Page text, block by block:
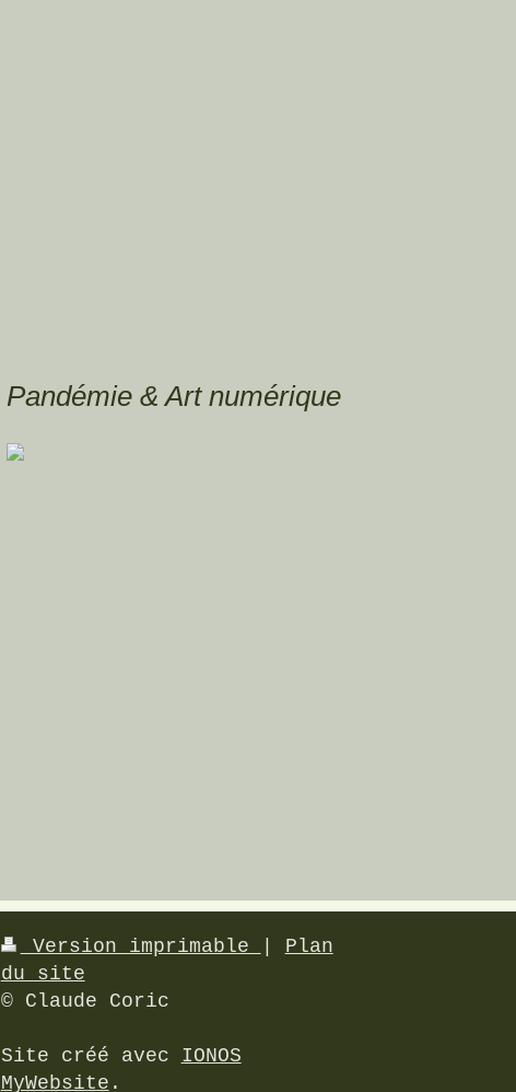
Pandémie & Art numérique
Version imprimable
Plan
du site
© Claude Coric
Site créé avec IONOS
MyWebsite .